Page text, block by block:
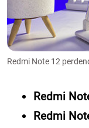
Redmi Note 12
Redmi
Redmi